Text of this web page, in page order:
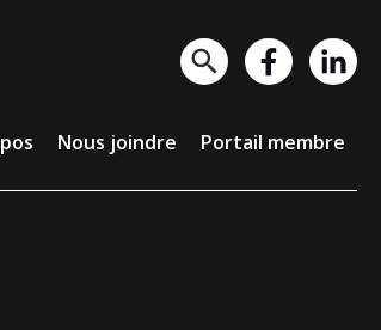
Nous joindre Portail membre